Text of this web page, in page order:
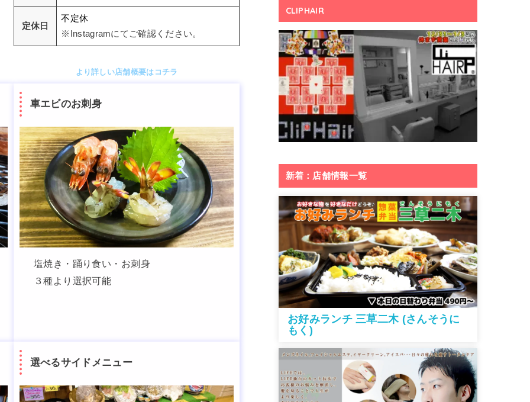
定休日
不定休
※Instagramにてご確認ください。
より詳しい店舗概要はコチラ
車エビのお刺身
塩焼き・踊り食い・お刺身
３種より選択可能
選べるサイドメニュー
CLIPHAIR
新着：店舗情報一覧
お好みランチ 三草二木 (さんそうに
もく)